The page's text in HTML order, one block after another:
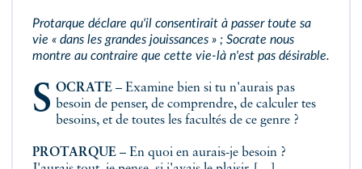
Protarque déclare qu'il consentirait à passer toute sa
vie « dans les grandes jouissances » ; Socrate nous
montre au contraire que cette vie-là n'est pas désirable.
SOCRATE– Examine bien si tu n'aurais pas
besoin de penser, de comprendre, de calculer tes
besoins, et de toutes les facultés de ce genre ?
PROTARQUE – En quoi en aurais-je besoin ?